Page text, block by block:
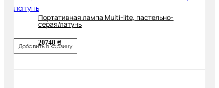
Портативная лампа Multi-lite, пастельно-
серая/латунь
20748 ₴
Добавить в корзину